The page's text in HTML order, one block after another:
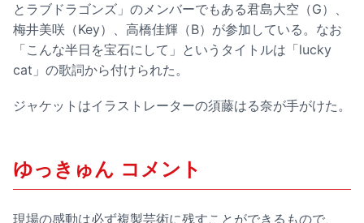
とラブドラゴンズ」のメンバーでもある君島大空（G）、
梅井美咲（Key）、高橋佳輝（B）が参加している。なお
「こんな半日を宝石にして」というタイトルは「lucky
cat」の歌詞から付けられた。
ジャケットはイラストレーターの須藤はる奈が手がけた。
ゆっきゅん コメント
現場の感動は必ず複製芸術に残すことができるもので、